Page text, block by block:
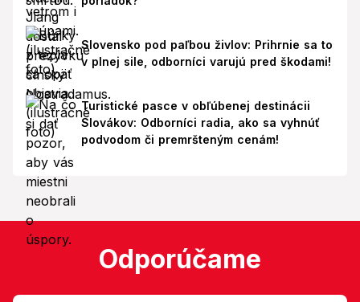
Slovensko pod paľbou živlov: Prihrnie sa to
v plnej sile, odborníci varujú pred škodami!
Turistické pasce v obľúbenej destinácii
Slovákov: Odborníci radia, ako sa vyhnúť
podvodom či premršteným cenám!
Odporúčame